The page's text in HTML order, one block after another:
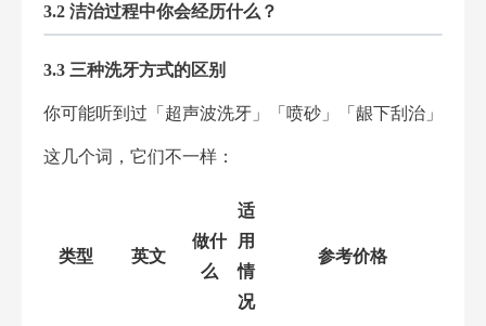
3.2 洁治过程中你会经历什么？
3.3 三种洗牙方式的区别
你可能听到过「超声波洗牙」「喷砂」「龈下刮治」
这几个词，它们不一样：
类型 英文
做什
么
适
用
情
况
参考价格